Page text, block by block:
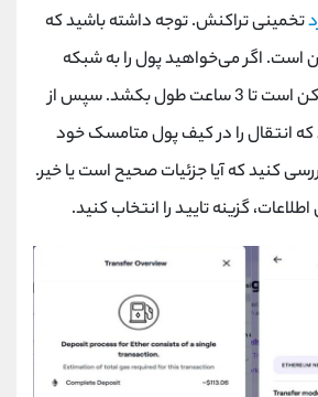
تخمینی تراکنش. توجه داشته باشید که
است. اگر می‌خواهید پول را به شبکه
اتریوم بازگردانید، ممکن است تا 3 ساعت طول بکشد. سپس از
انتقال را در کیف پول متامسک خود
کنید که آیا جزئیات صحیح است یا خیر.
گزینه تایید را انتخاب کنید.